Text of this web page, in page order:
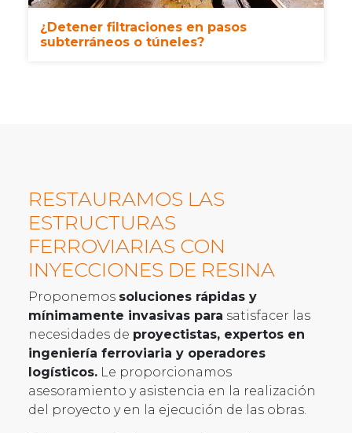
¿Detener filtraciones en pasos
subterráneos o túneles?
RESTAURAMOS LAS
ESTRUCTURAS
FERROVIARIAS CON
INYECCIONES DE RESINA
Proponemos soluciones rápidas y
mínimamente invasivas para satisfacer las
necesidades de proyectistas, expertos en
ingeniería ferroviaria y operadores
logísticos. Le proporcionamos
asesoramiento y asistencia en la realización
del proyecto y en la ejecución de las obras.